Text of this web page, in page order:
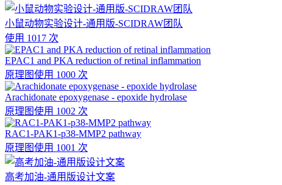
小鼠动物实验设计-通用版-SCIDRAW团队
使用 1017 次
EPAC1 and PKA reduction of retinal inflammation
原理图使用 1000 次
Arachidonate epoxygenase - epoxide hydrolase
原理图使用 1002 次
RAC1-PAK1-p38-MMP2 pathway
原理图使用 1001 次
高考加油-通用版设计文案